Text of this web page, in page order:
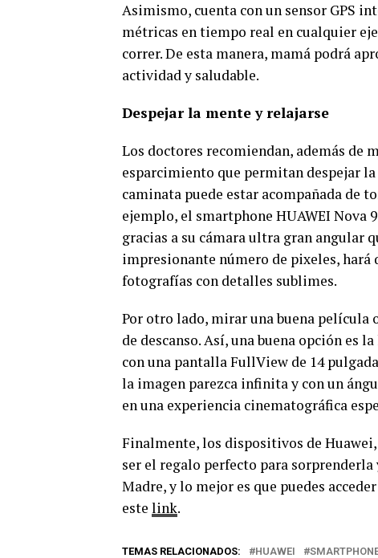
Asimismo, cuenta con un sensor GPS
métricas en tiempo real en cualquier
correr. De esta manera, mamá podrá
actividad y saludable.
Despejar la mente y relajarse
Los doctores recomiendan, además de
esparcimiento que permitan despejar
caminata puede estar acompañada de
ejemplo, el smartphone HUAWEI Nova
gracias a su cámara ultra gran angular
impresionante número de pixeles,
fotografías con detalles sublimes.
Por otro lado, mirar una buena
de descanso. Así, una buena opción es
con una pantalla FullView de 14
la imagen parezca infinita y con un
en una experiencia cinematográfica
Finalmente, los dispositivos de
ser el regalo perfecto para
Madre, y lo mejor es que puedes
este link.
TEMAS RELACIONADOS: HUAWEI